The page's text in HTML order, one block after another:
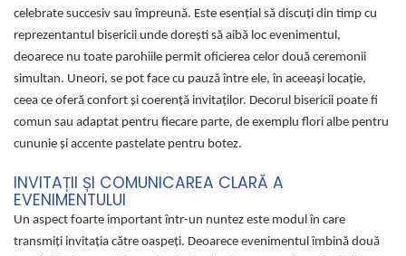
celebrate succesiv sau împreună. Este esențial să discuți din timp cu
reprezentantul bisericii unde dorești să aibă loc evenimentul,
deoarece nu toate parohiile permit oficierea celor două ceremonii
simultan. Uneori, se pot face cu pauză între ele, în aceeași locație,
ceea ce oferă confort și coerență invitaților. Decorul bisericii poate fi
comun sau adaptat pentru fiecare parte, de exemplu flori albe pentru
cununie și accente pastelate pentru botez.
INVITAȚII ȘI COMUNICAREA CLARĂ A
EVENIMENTULUI
Un aspect foarte important într-un nuntez este modul în care
transmiți invitația către oaspeți. Deoarece evenimentul îmbină două